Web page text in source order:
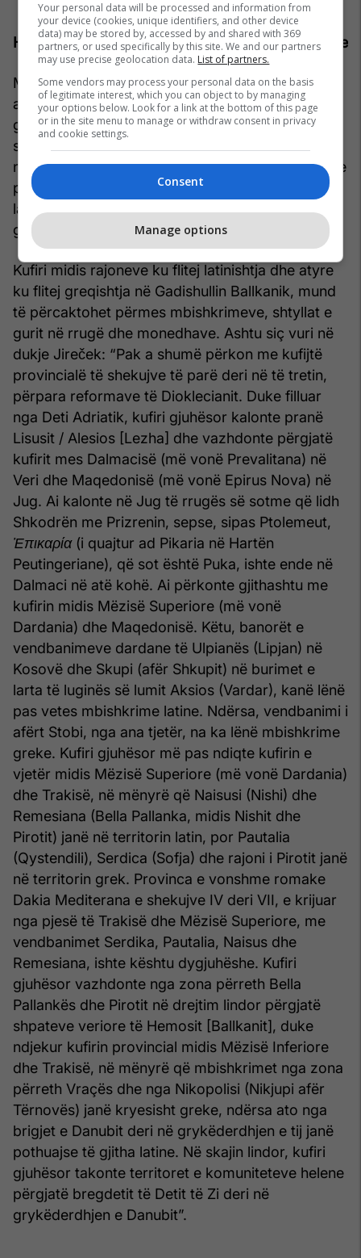
Huazimet nga greqishtja e lashtë në gjuhën shqipe
Me vlerë të veçantë për të provuar se ku ndodhej
atdheu origjinal i shqiptarëve, janë huazimet nga
greqishtja e lashtë në gjuhën shqipe të cilat
shfaqen kryesisht në emrat e pemëve frutore dhe
në gatim. Këto huazime na çojnë në përfundimin e
padiskutueshëm në vijim: atdheu i shqiptarëve të
lashtë ndodhej pranë kufirit gjuhësor latinisht-
greqisht, në anën latine të tij.
Kufiri midis rajoneve ku flitej latinishtja dhe atyre
ku flitej greqishtja në Gadishullin Ballkanik, mund
të përcaktohet përmes mbishkrimeve, shtyllat e
gurit në rrugë dhe monedhave. Ashtu siç vuri në
dukje Jireček: “Pak a shumë përkon me kufijtë
provincialë të shekujve të parë deri në të tretin,
përpara reformave të Dioklecianit. Duke filluar
nga Deti Adriatik, kufiri gjuhësor kalonte pranë
Lisusit / Alesios [Lezha] dhe vazhdonte përgjatë
kufirit mes Dalmacisë (më vonë Prevalitana) në
Veri dhe Maqedonisë (më vonë Epirus Nova) në
Jug. Ai kalonte në Jug të rrugës së sotme që lidh
Shkodrën me Prizrenin, sepse, sipas Ptolemeut,
Ἐπικαρία(i quajtur ad Pikaria në Hartën
Peutingeriane), që sot është Puka, ishte ende në
Dalmaci në atë kohë. Ai përkonte gjithashtu me
kufirin midis Mëzisë Superiore (më vonë
Dardania) dhe Maqedonisë. Këtu, banorët e
vendbanimeve dardane të Ulpianës (Lipjan) në
Kosovë dhe Skupi (afër Shkupit) në burimet e
larta të luginës së lumit Aksios (Vardar), kanë lënë
pas vetes mbishkrime latine. Ndërsa, vendbanimi i
afërt Stobi, nga ana tjetër, na ka lënë mbishkrime
greke. Kufiri gjuhësor më pas ndiqte kufirin e
vjetër midis Mëzisë Superiore (më vonë Dardania)
dhe Trakisë, në mënyrë që Naisusi (Nishi) dhe
Remesiana (Bella Pallanka, midis Nishit dhe
Pirotit) janë në territorin latin, por Pautalia
(Qystendili), Serdica (Sofja) dhe rajoni i Pirotit janë
në territorin grek. Provinca e vonshme romake
Dakia Mediterana e shekujve IV deri VII, e krijuar
nga pjesë të Trakisë dhe Mëzisë Superiore, me
vendbanimet Serdika, Pautalia, Naisus dhe
Remesiana, ishte kështu dygjuhëshe. Kufiri
gjuhësor vazhdonte nga zona përreth Bella
Pallankës dhe Pirotit në drejtim lindor përgjatë
shpateve veriore të Hemosit [Ballkanit], duke
ndjekur kufirin provincial midis Mëzisë Inferiore
dhe Trakisë, në mënyrë që mbishkrimet nga zona
përreth Vraçës dhe nga Nikopolisi (Nikjupi afër
Tërnovës) janë kryesisht greke, ndërsa ato nga
brigjet e Danubit deri në grykëderdhjen e tij janë
pothuajse të gjitha latine. Në skajin lindor, kufiri
gjuhësor takonte territoret e komuniteteve helene
përgjatë bregdetit të Detit të Zi deri në
grykëderdhjen e Danubit”.
Your personal data will be processed and information from
your device (cookies, unique identifiers, and other device
data) may be stored by, accessed by and shared with 369
partners, or used specifically by this site. We and our partners
may use precise geolocation data. List of partners.
Some vendors may process your personal data on the basis
of legitimate interest, which you can object to by managing
your options below. Look for a link at the bottom of this page
or in the site menu to manage or withdraw consent in privacy
and cookie settings.
Consent
Manage options